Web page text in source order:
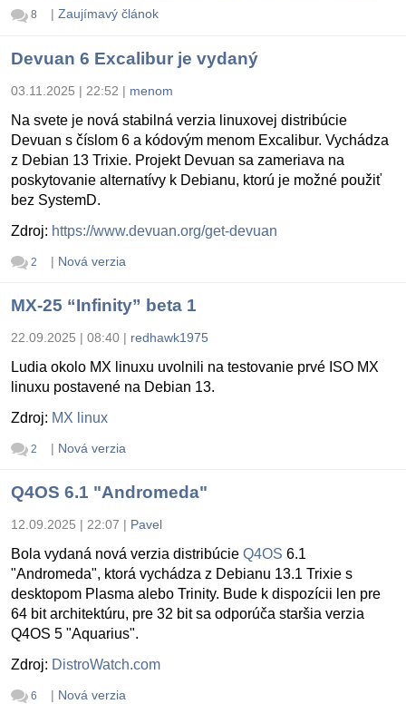
8 | Zaujímavý článok
Devuan 6 Excalibur je vydaný
03.11.2025 | 22:52 | menom
Na svete je nová stabilná verzia linuxovej distribúcie
Devuan s číslom 6 a kódovým menom Excalibur. Vychádza
z Debian 13 Trixie. Projekt Devuan sa zameriava na
poskytovanie alternatívy k Debianu, ktorú je možné použiť
bez SystemD.
Zdroj: https://www.devuan.org/get-devuan
2 | Nová verzia
MX-25 “Infinity” beta 1
22.09.2025 | 08:40 | redhawk1975
Ludia okolo MX linuxu uvolnili na testovanie prvé ISO MX
linuxu postavené na Debian 13.
Zdroj: MX linux
2 | Nová verzia
Q4OS 6.1 "Andromeda"
12.09.2025 | 22:07 | Pavel
Bola vydaná nová verzia distribúcie Q4OS 6.1
"Andromeda", ktorá vychádza z Debianu 13.1 Trixie s
desktopom Plasma alebo Trinity. Bude k dispozícii len pre
64 bit architektúru, pre 32 bit sa odporúča staršia verzia
Q4OS 5 "Aquarius".
Zdroj: DistroWatch.com
6 | Nová verzia